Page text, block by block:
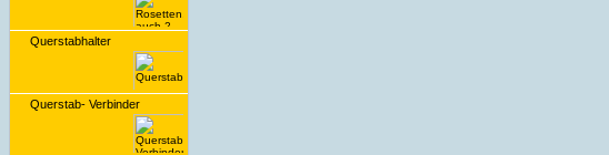
Querstabhalter
Querstab- Verbinder